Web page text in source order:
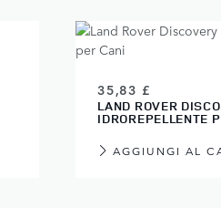
35,83 £
LAND ROVER
IDROREPELLENTE
AGGIUNGI AL